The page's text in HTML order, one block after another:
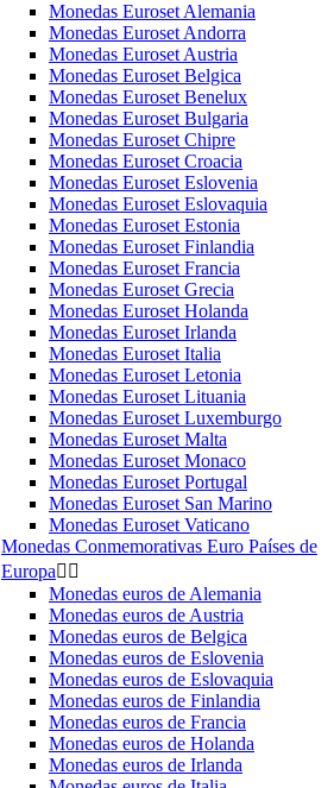
Monedas Euroset Alemania
Monedas Euroset Andorra
Monedas Euroset Austria
Monedas Euroset Belgica
Monedas Euroset Benelux
Monedas Euroset Bulgaria
Monedas Euroset Chipre
Monedas Euroset Croacia
Monedas Euroset Eslovenia
Monedas Euroset Eslovaquia
Monedas Euroset Estonia
Monedas Euroset Finlandia
Monedas Euroset Francia
Monedas Euroset Grecia
Monedas Euroset Holanda
Monedas Euroset Irlanda
Monedas Euroset Italia
Monedas Euroset Letonia
Monedas Euroset Lituania
Monedas Euroset Luxemburgo
Monedas Euroset Malta
Monedas Euroset Monaco
Monedas Euroset Portugal
Monedas Euroset San Marino
Monedas Euroset Vaticano
Monedas Conmemorativas Euro Países de
Europa 
Monedas euros de Alemania
Monedas euros de Austria
Monedas euros de Belgica
Monedas euros de Eslovenia
Monedas euros de Eslovaquia
Monedas euros de Finlandia
Monedas euros de Francia
Monedas euros de Holanda
Monedas euros de Irlanda